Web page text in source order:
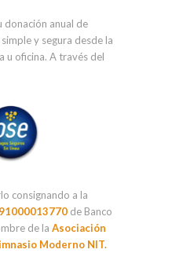
donación anual de
y segura desde la
u oficina. A través del
consignando a la
de Banco
de laAsociación
Moderno NIT.